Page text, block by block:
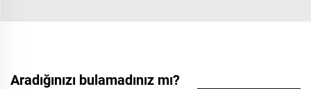
Aradığınızı bulamadınız mı?